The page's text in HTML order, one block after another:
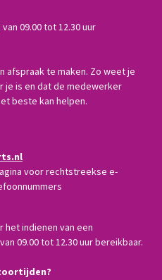
09.00 tot 12.30 uur
afspraak te maken. Zo weet je
je is en dat de medewerker
beste kan helpen.
voor rechtstreekse e-
het indienen van een
09.00 tot 12.30 uur bereikbaar.